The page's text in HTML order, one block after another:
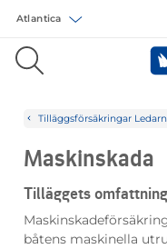
Välj försäkring
Tilläggsförsäkringar
Maskinskada
Tilläggets omfattning
båtens maskinella